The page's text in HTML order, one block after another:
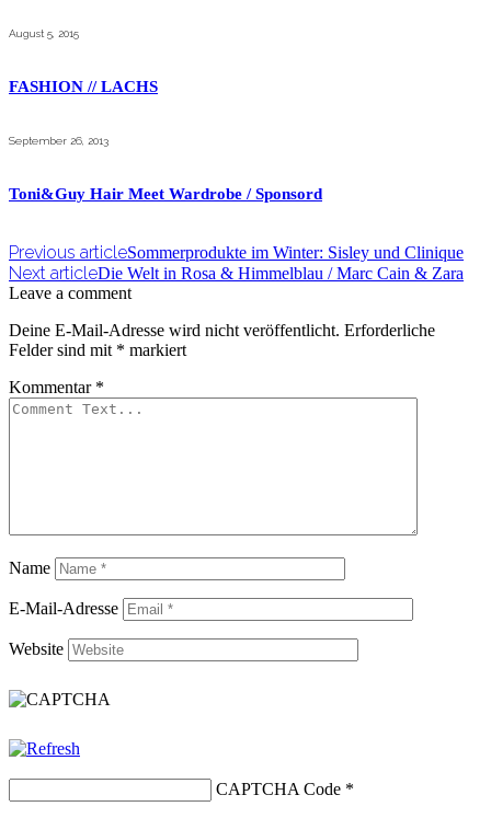
August 5, 2015
FASHION // LACHS
September 26, 2013
Toni&Guy Hair Meet Wardrobe / Sponsord
Previous articleSommerprodukte im Winter: Sisley und Clinique
Next articleDie Welt in Rosa & Himmelblau / Marc Cain & Zara
Leave a comment
Deine E-Mail-Adresse wird nicht veröffentlicht. Erforderliche
Felder sind mit * markiert
Kommentar *
Name
E-Mail-Adresse
Website
CAPTCHA Code *